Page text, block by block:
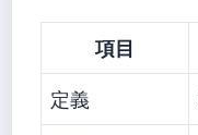
項目
定義